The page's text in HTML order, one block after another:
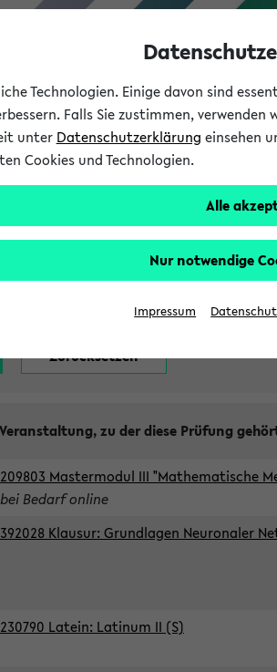
Studium
Veranstaltung, zu der diese Prüfung
209803 Mastermodul III "Mathematische
bei Bedarf online
392028 Klausur: Grundlagen Neuronaler
230790 Latein: Latinum II (S)
Technologien. Einige davon sind
Falls Sie zustimmen,
unter Datenschutzerklärung einsehen
Cookies und Technologien.
Alle
Nur notwendige
Impressum